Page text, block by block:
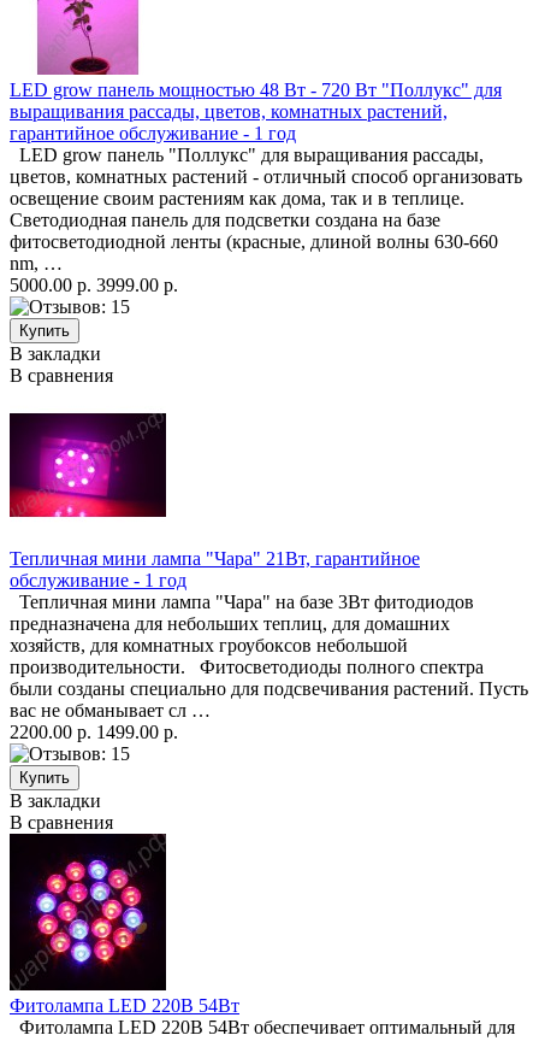
LED grow панель мощностью 48 Вт - 720 Вт "Поллукс" для
выращивания рассады, цветов, комнатных растений,
гарантийное обслуживание - 1 год
LED grow панель "Поллукс" для выращивания рассады,
цветов, комнатных растений - отличный способ организовать
освещение своим растениям как дома, так и в теплице.
Светодиодная панель для подсветки создана на базе
фитосветодиодной ленты (красные, длиной волны 630-660
nm, …
5000.00 р. 3999.00 р.
В закладки
В сравнения
Тепличная мини лампа "Чара" 21Вт, гарантийное
обслуживание - 1 год
Тепличная мини лампа "Чара" на базе 3Вт фитодиодов
предназначена для небольших теплиц, для домашних
хозяйств, для комнатных гроубоксов небольшой
производительности. Фитосветодиоды полного спектра
были созданы специально для подсвечивания растений. Пусть
вас не обманывает сл …
2200.00 р. 1499.00 р.
В закладки
В сравнения
Фитолампа LED 220В 54Вт
Фитолампа LED 220В 54Вт обеспечивает оптимальный для